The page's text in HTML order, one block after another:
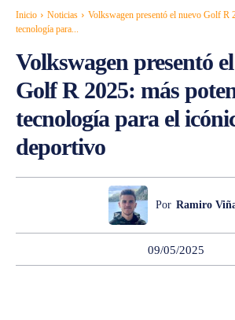
Inicio Noticias
Volkswagen presentó el nuevo Golf R
tecnología para...
Volkswagen presentó
Golf R 2025: más
tecnología para el
deportivo
Por Ramiro
09/05/2025